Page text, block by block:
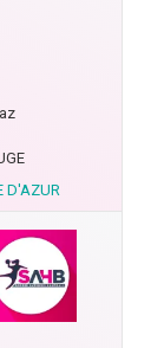
D'AZUR